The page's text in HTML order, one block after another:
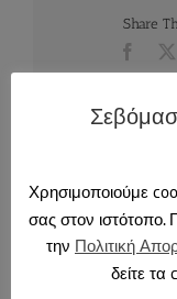
Share
Χρησιμοποιούμε
σας στον ιστότοπο.
την Πολιτική
δείτε